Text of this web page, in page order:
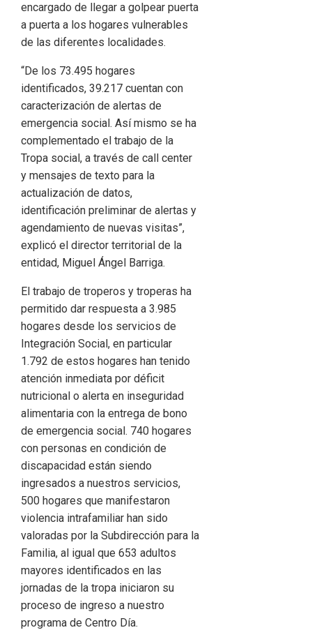
encargado de llegar a golpear puerta
a puerta a los hogares vulnerables
de las diferentes localidades.
“De los 73.495 hogares
identificados, 39.217 cuentan con
caracterización de alertas de
emergencia social. Así mismo se ha
complementado el trabajo de la
Tropa social, a través de call center
y mensajes de texto para la
actualización de datos,
identificación preliminar de alertas y
agendamiento de nuevas visitas”,
explicó el director territorial de la
entidad, Miguel Ángel Barriga.
El trabajo de troperos y troperas ha
permitido dar respuesta a 3.985
hogares desde los servicios de
Integración Social, en particular
1.792 de estos hogares han tenido
atención inmediata por déficit
nutricional o alerta en inseguridad
alimentaria con la entrega de bono
de emergencia social. 740 hogares
con personas en condición de
discapacidad están siendo
ingresados a nuestros servicios,
500 hogares que manifestaron
violencia intrafamiliar han sido
valoradas por la Subdirección para la
Familia, al igual que 653 adultos
mayores identificados en las
jornadas de la tropa iniciaron su
proceso de ingreso a nuestro
programa de Centro Día.